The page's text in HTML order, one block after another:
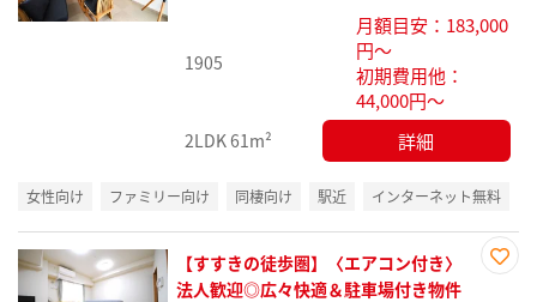
録
1905
月額目安：183,000
円～
初期費用他：
44,000円～
2LDK61m² 詳細
女性向け ファミリー向け 同棲向け 駅近 インターネット無料
【すすきの徒歩圏】〈エアコン付き〉
法人歓迎◎広々快適＆駐車場付き物件